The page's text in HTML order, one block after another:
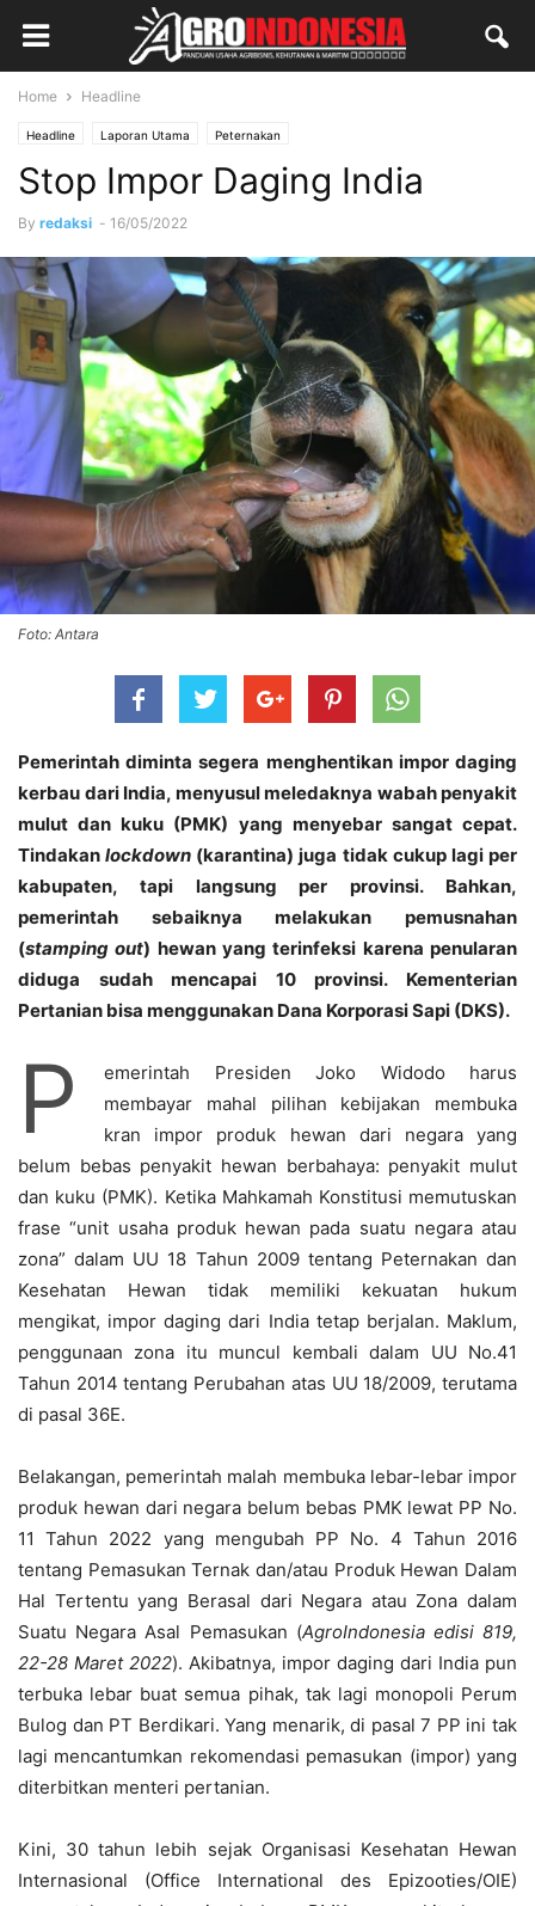
Home Headline
Headline Laporan Utama Peternakan
Stop Impor Daging India
By redaksi - 16/05/2022
Foto: Antara
Pemerintah diminta segera menghentikan impor daging
kerbau dari India, menyusul meledaknya wabah penyakit
mulut dan kuku (PMK) yang menyebar sangat cepat.
Tindakanlockdown (karantina) juga tidak cukup lagi per
kabupaten, tapi langsung per provinsi. Bahkan,
pemerintah sebaiknya melakukan pemusnahan
(stamping out) hewan yang terinfeksi karena penularan
diduga sudah mencapai 10 provinsi. Kementerian
Pertanian bisa menggunakan Dana Korporasi Sapi (DKS).
P
emerintah Presiden Joko Widodo harus
membayar mahal pilihan kebijakan membuka
kran impor produk hewan dari negara yang
belum bebas penyakit hewan berbahaya: penyakit mulut
dan kuku (PMK). Ketika Mahkamah Konstitusi memutuskan
frase “unit usaha produk hewan pada suatu negara atau
zona” dalam UU 18 Tahun 2009 tentang Peternakan dan
Kesehatan Hewan tidak memiliki kekuatan hukum
mengikat, impor daging dari India tetap berjalan. Maklum,
penggunaan zona itu muncul kembali dalam UU No.41
Tahun 2014 tentang Perubahan atas UU 18/2009, terutama
di pasal 36E.
Belakangan, pemerintah malah membuka lebar-lebar impor
produk hewan dari negara belum bebas PMK lewat PP No.
11 Tahun 2022 yang mengubah PP No. 4 Tahun 2016
tentang Pemasukan Ternak dan/atau Produk Hewan Dalam
Hal Tertentu yang Berasal dari Negara atau Zona dalam
Suatu Negara Asal Pemasukan (AgroIndonesia edisi 819,
22-28 Maret 2022). Akibatnya, impor daging dari India pun
terbuka lebar buat semua pihak, tak lagi monopoli Perum
Bulog dan PT Berdikari. Yang menarik, di pasal 7 PP ini tak
lagi mencantumkan rekomendasi pemasukan (impor) yang
diterbitkan menteri pertanian.
Kini, 30 tahun lebih sejak Organisasi Kesehatan Hewan
Internasional (Office International des Epizooties/OIE)